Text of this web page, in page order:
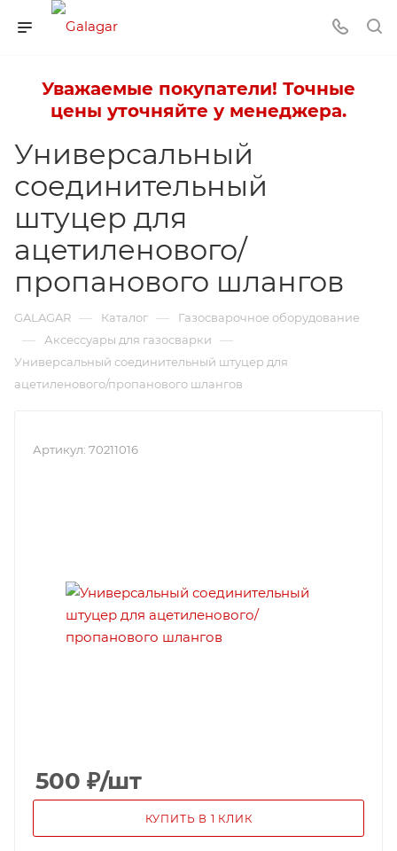
Уважаемые покупатели! Точные
цены уточняйте у менеджера.
Универсальный
соединительный
штуцер для
ацетиленового/
пропанового шлангов
GALAGAR — Каталог — Газосварочное оборудование
— Аксессуары для газосварки —
Универсальный соединительный штуцер для
ацетиленового/пропанового шлангов
Артикул: 70211016
500 ₽/шт
КУПИТЬ В 1 КЛИК